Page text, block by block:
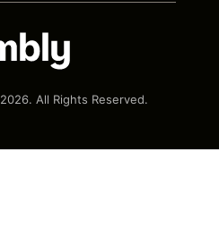
2026. All Rights Reserved.